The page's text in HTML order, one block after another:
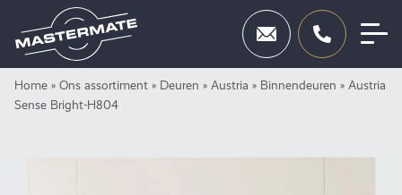
Skip
to
Deuren
Inbraakbeveiliging
Home » Ons assortiment » Deuren » Austria » Binnendeuren » Austria
Sense Bright-H804